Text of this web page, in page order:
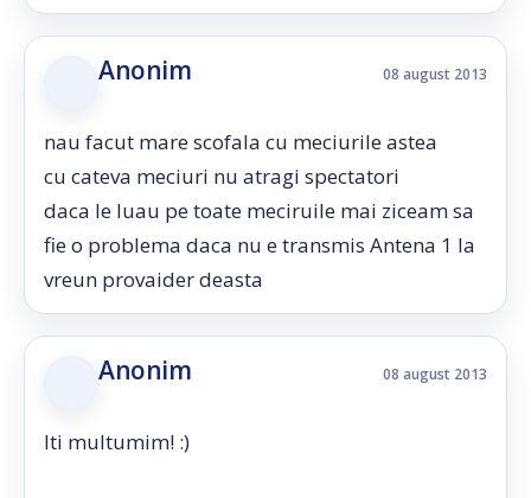
Anonim 08 august 2013
nau facut mare scofala cu meciurile astea
cu cateva meciuri nu atragi spectatori
daca le luau pe toate meciruile mai ziceam sa
fie o problema daca nu e transmis Antena 1 la
vreun provaider deasta
Anonim 08 august 2013
Iti multumim! :)